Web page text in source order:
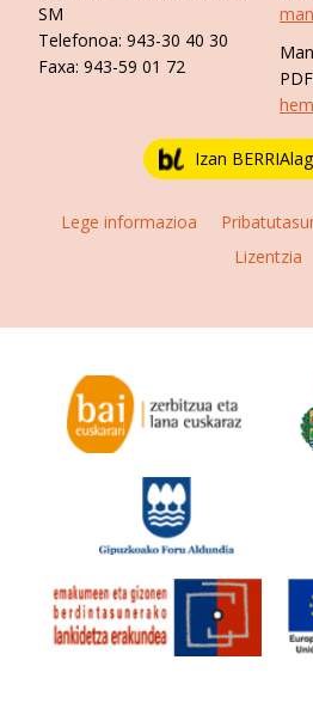
SM
Telefonoa: 943-30 40 30
Faxa: 943-59 01 72
Izan
Lege informazioa
Lizentzia